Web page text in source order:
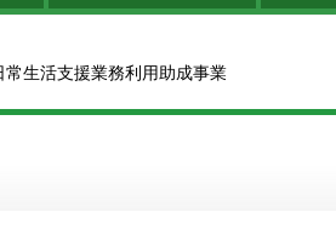
常生活支援業務利用助成事業